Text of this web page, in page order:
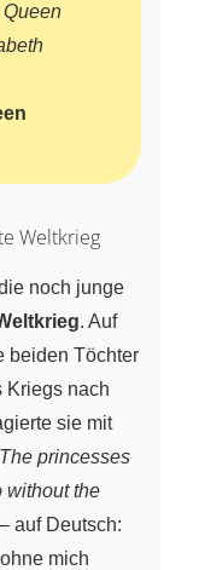
Queen
Weltkrieg
noch junge
. Auf
beiden Töchter
Kriegs nach
sie mit
princesses
without the
auf Deutsch:
mich